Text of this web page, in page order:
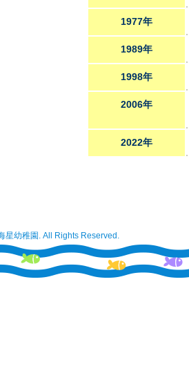
1977年
1989年
1998年
2006年
2022年
星幼稚園. All Rights Reserved.